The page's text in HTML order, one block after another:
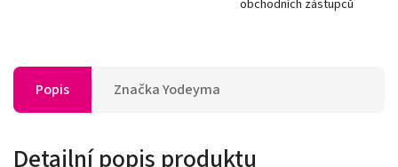
obchodních zástupců
Popis ZnačkaYodeyma
Detailní popis produktu